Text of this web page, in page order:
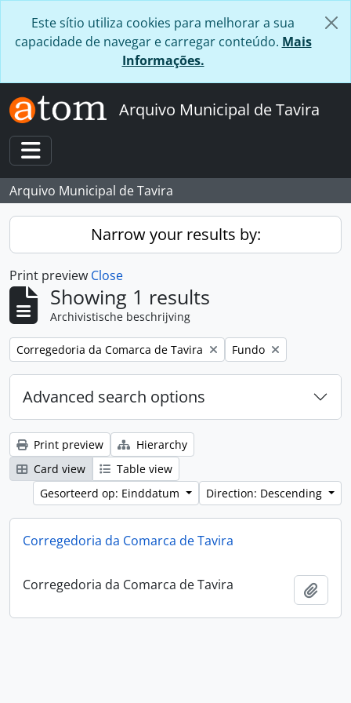
Este sítio utiliza cookies para melhorar a sua
capacidade de navegar e carregar conteúdo. Mais
Informações.
Arquivo Municipal de Tavira
Toggle navigation
Arquivo Municipal de Tavira
Narrow your results by:
Print preview Close
Showing 1 results
Archivistische beschrijving
Remove filter:
Corregedoria da Comarca de Tavira Remove filter:
Fundo
Advanced search options
Print preview
Hierarchy
Card view
Table view
Gesorteerd op: Einddatum
Direction: Descending
Corregedoria da Comarca de Tavira
Corregedoria da Comarca de Tavira